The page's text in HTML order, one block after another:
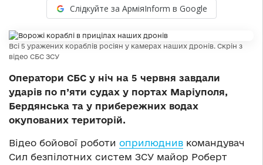
Слідкуйте за АрміяInform в Google
Всі 5 уражених кораблів росіян у камерах наших дронів. Скрін з
відео СБС ЗСУ
Оператори СБС у ніч на 5 червня завдали
ударів по п’яти судах у портах Маріуполя,
Бердянська та у прибережних водах
окупованих територій.
Відео бойової роботи оприлюднив командувач
Сил безпілотних систем ЗСУ майор Роберт